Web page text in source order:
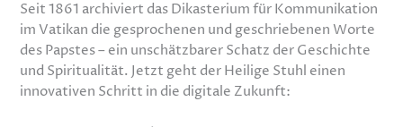
Seit 1861 archiviert das Dikasterium für Kommunikation
im Vatikan die gesprochenen und geschriebenen Worte
des Papstes – ein unschätzbarer Schatz der Geschichte
und Spiritualität. Jetzt geht der Heilige Stuhl einen
innovativen Schritt in die digitale Zukunft: